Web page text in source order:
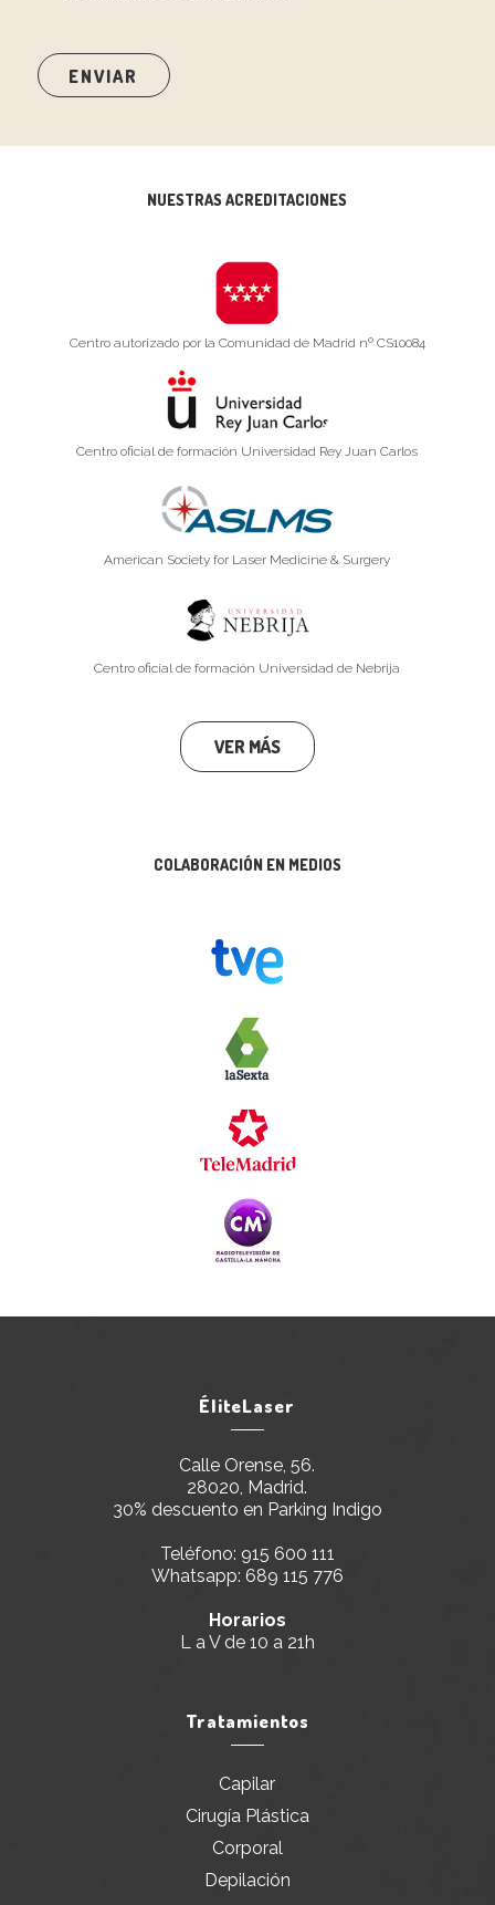
NUESTRAS ACREDITACIONES
Centro autorizado por la Comunidad de Madrid nº CS10084
Centro oficial de formación Universidad Rey Juan Carlos
American Society for Laser Medicine & Surgery
Centro oficial de formación Universidad de Nebrija
VER MÁS
COLABORACIÓN EN MEDIOS
ÉliteLaser
Calle Orense, 56.
28020, Madrid.
30% descuento en Parking Indigo
Teléfono: 915 600 111
Whatsapp: 689 115 776
Horarios
L a V de 10 a 21h
Tratamientos
Capilar
Cirugía Plástica
Corporal
Depilación